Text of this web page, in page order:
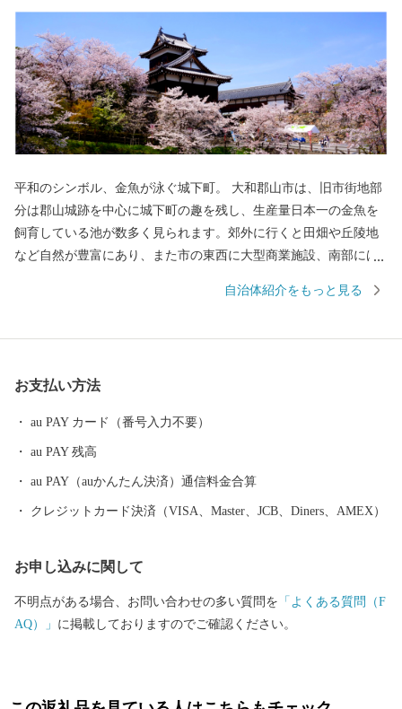
平和のシンボル、金魚が泳ぐ城下町。 大和郡山市は、旧市街地部
分は郡山城跡を中心に城下町の趣を残し、生産量日本一の金魚を
飼育している池が数多く見られます。郊外に行くと田畑や丘陵地
など自然が豊富にあり、また市の東西に大型商業施設、南部には
スの取れた住みよいまちです。 本市では、「あふれる夢と希望
るまちを目指します。「夢と誇りと自信」を持てるまちづくりへ
自治体紹介をもっと見る
お支払い方法
au PAY カード（番号入力不要）
au PAY 残高
au PAY（auかんたん決済）通信料金合算
クレジットカード決済（VISA、Master、JCB、Diners、AMEX）
お申し込みに関して
不明点がある場合、お問い合わせの多い質問を 「よくある質問（F
AQ）」 に掲載しておりますのでご確認ください。